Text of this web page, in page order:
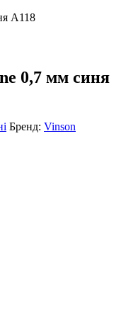
0,7 мм синя
Бренд: Vinson